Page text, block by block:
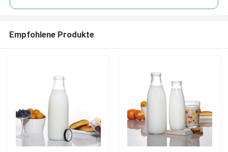
Empfohlene Produkte